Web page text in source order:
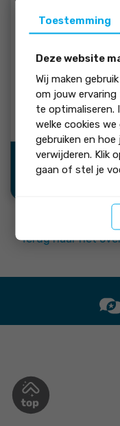
j souman
Snel en
beoordeling:
Snel en correct
Terug naar het
Toestemming
Deze website
Wij maken
om jouw
te optimaliseren.
welke cookies
gebruiken en
verwijderen. Klik
gaan of stel je